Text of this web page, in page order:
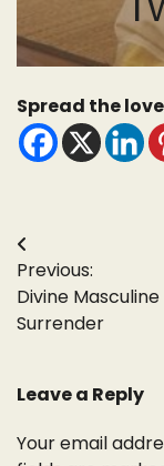
Spread the love
Post
navigation
Previous:
Divine Masculine
Surrender
Leave a Reply
Your email